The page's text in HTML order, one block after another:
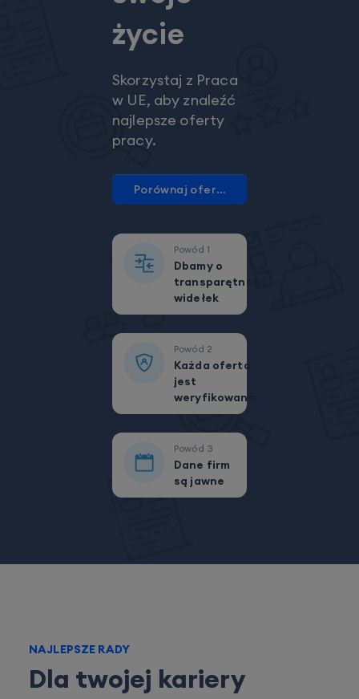
życie
Skorzystaj z Praca
w UE, aby znaleźć
najlepsze oferty
pracy.
Porównaj oferty pracy
Powód 1
Dbamy o
transparętność
widełek
Powód 2
Każda oferta
jest
weryfikowana
Powód 3
Dane firm
są jawne
NAJLEPSZE RADY
Dla twojej kariery